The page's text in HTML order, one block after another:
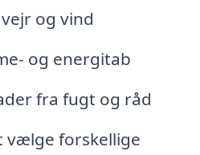
og vind
og energitab
fra fugt og råd
vælge forskellige